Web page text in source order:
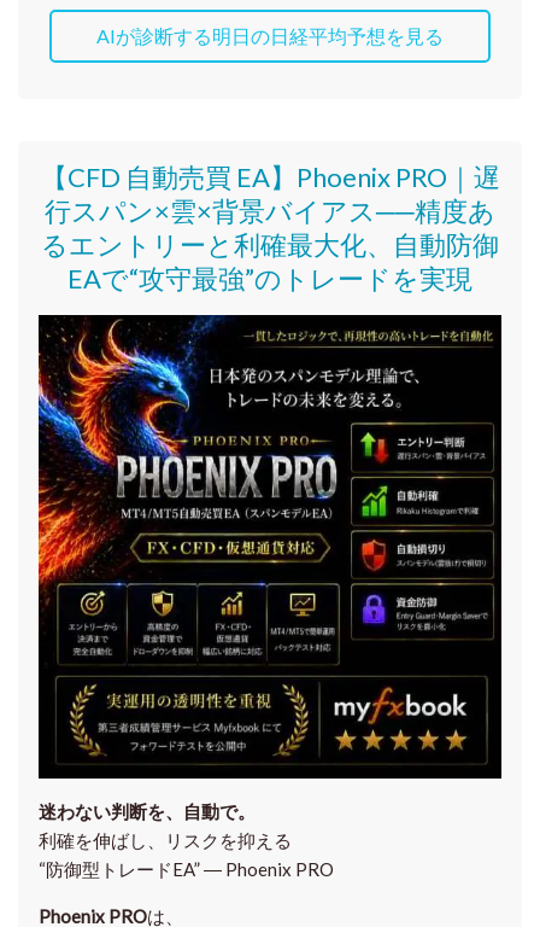
AIが診断する明日の日経平均予想を見る
【CFD 自動売買 EA】Phoenix PRO｜遅
行スパン×雲×背景バイアス──精度あ
るエントリーと利確最大化、自動防御
EAで“攻守最強”のトレードを実現
迷わない判断を、自動で。
利確を伸ばし、リスクを抑える
“防御型トレードEA” ― Phoenix PRO
Phoenix PROは、